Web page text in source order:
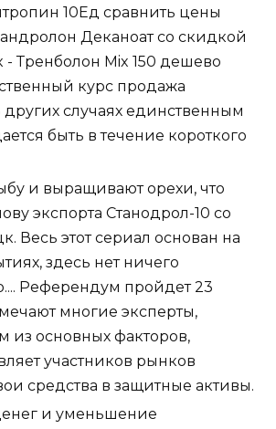
10Ед сравнить цены
Деканоат со скидкой
Тренболон Mix 150 дешево
курс продажа
случаях единственным
быть в течение короткого
и выращивают орехи, что
экспорта Станодрол-10 со
Весь этот сериал основан на
здесь нет ничего
Референдум пройдет 23
многие эксперты,
из основных факторов,
участников рынков
средства в защитные активы.
и уменьшение